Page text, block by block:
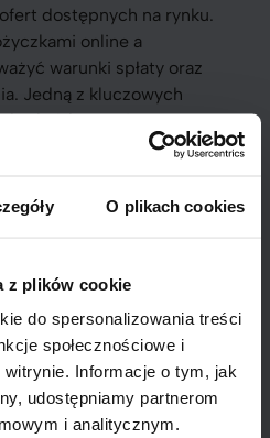
O plikach cookies
z plików cookie
do spersonalizowania treści
społecznościowe i
Informacje o tym, jak
udostępniamy partnerom
i analitycznym.
dostępnych na rynku.
online a
warunki spłaty oraz
Jedną z kluczowych
krótkoterminowym a
Zapoznanie się z
pożyczek. W tabeli
Warunki spłaty
12 miesięcy